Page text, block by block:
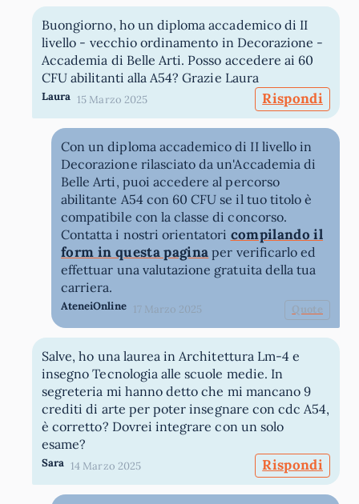
Buongiorno, ho un diploma accademico di II
livello - vecchio ordinamento in Decorazione -
Accademia di Belle Arti. Posso accedere ai 60
CFU abilitanti alla A54? Grazie Laura
Laura 15 Marzo 2025 Rispondi
Con un diploma accademico di II livello in
Decorazione rilasciato da un'Accademia di
Belle Arti, puoi accedere al percorso
abilitante A54 con 60 CFU se il tuo titolo è
compatibile con la classe di concorso.
Contatta i nostri orientatori compilando il
form in questa pagina per verificarlo ed
effettuar una valutazione gratuita della tua
carriera.
AteneiOnline 17 Marzo 2025 Quote
Salve, ho una laurea in Architettura Lm-4 e
insegno Tecnologia alle scuole medie. In
segreteria mi hanno detto che mi mancano 9
crediti di arte per poter insegnare con cdc A54,
è corretto? Dovrei integrare con un solo
esame?
Sara 14 Marzo 2025 Rispondi